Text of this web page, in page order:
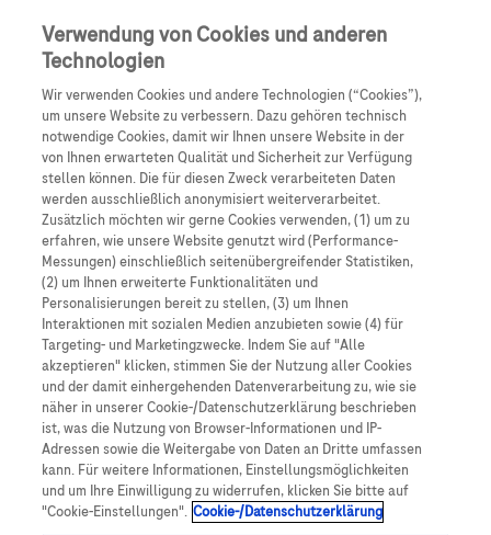
Anmelden
Kontroversen in der Senologie –
von der Testung bis zur Therapie
Verwendung von Cookies und anderen
Technologien
Wir verwenden Cookies und andere Technologien (“Cookies”),
um unsere Website zu verbessern. Dazu gehören technisch
notwendige Cookies, damit wir Ihnen unsere Website in der
von Ihnen erwarteten Qualität und Sicherheit zur Verfügung
stellen können. Die für diesen Zweck verarbeiteten Daten
werden ausschließlich anonymisiert weiterverarbeitet.
Zusätzlich möchten wir gerne Cookies verwenden, (1) um zu
erfahren, wie unsere Website genutzt wird (Performance-
Messungen) einschließlich seitenübergreifender Statistiken,
(2) um Ihnen erweiterte Funktionalitäten und
Personalisierungen bereit zu stellen, (3) um Ihnen
Interaktionen mit sozialen Medien anzubieten sowie (4) für
Targeting- und Marketingzwecke. Indem Sie auf "Alle
akzeptieren" klicken, stimmen Sie der Nutzung aller Cookies
und der damit einhergehenden Datenverarbeitung zu, wie sie
näher in unserer Cookie-/Datenschutzerklärung beschrieben
ist, was die Nutzung von Browser-Informationen und IP-
Adressen sowie die Weitergabe von Daten an Dritte umfassen
kann. Für weitere Informationen, Einstellungsmöglichkeiten
und um Ihre Einwilligung zu widerrufen, klicken Sie bitte auf
"Cookie-Einstellungen". Cookie-/Datenschutzerklärung